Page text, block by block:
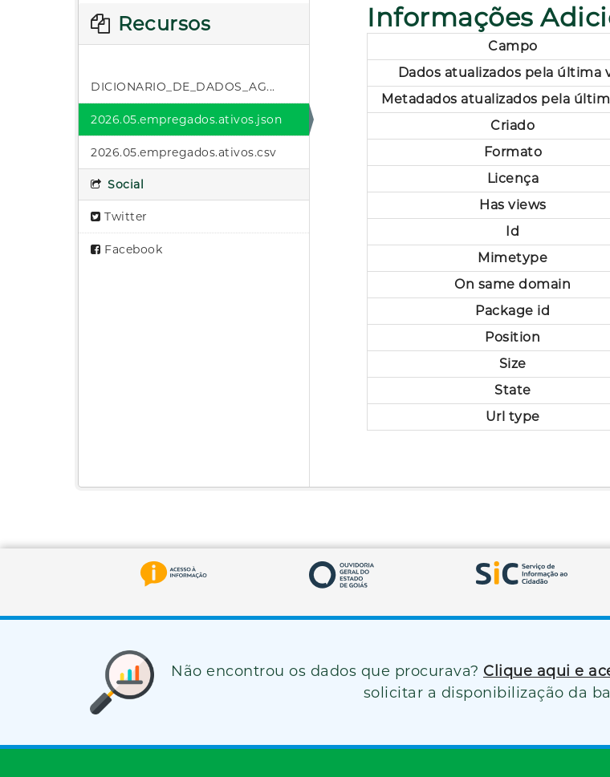
Recursos
DICIONARIO_DE_DADOS_AG...
2026.05.empregados.ativos.json
2026.05.empregados.ativos.csv
Social
Twitter
Facebook
Informações
Campo
Dados atualizados pela última
Metadados atualizados pela
Criado
Formato
Licença
Has views
Id
Mimetype
On same domain
Package id
Position
Size
State
Url type
Não encontrou os dados que procurava? Clique aqui e
solicitar a disponibilização da